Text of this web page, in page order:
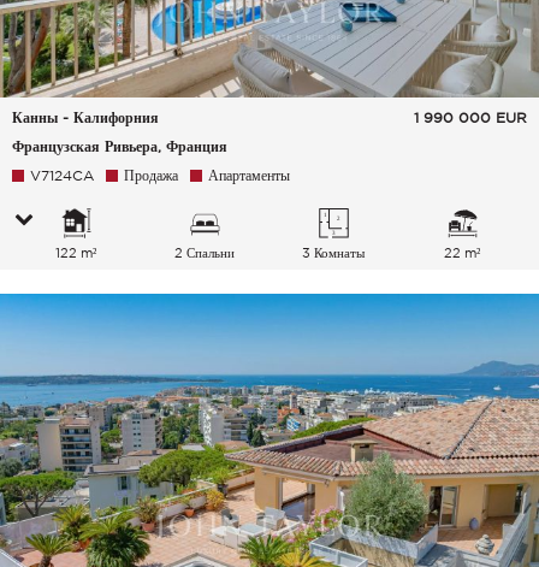
Канны - Калифорния
Французская Ривьера, Франция
1 990 000 EUR
V7124CA Продажа Апартаменты
122 m² 2 Спальни 3 Комнаты 22 m²